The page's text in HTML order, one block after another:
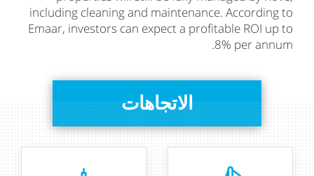
including cleaning and maintenance. According to
Emaar, investors can expect a profitable ROI up to
8% per annum.
الاتجاهات